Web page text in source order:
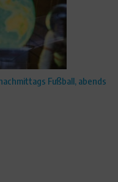
Fußball, abends